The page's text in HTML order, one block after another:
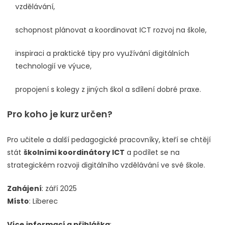
vzdělávání,
schopnost plánovat a koordinovat ICT rozvoj na škole,
inspiraci a praktické tipy pro využívání digitálních
technologií ve výuce,
propojení s kolegy z jiných škol a sdílení dobré praxe.
Pro koho je kurz určen?
Pro učitele a další pedagogické pracovníky, kteří se chtějí
stát školními koordinátory ICT a podílet se na
strategickém rozvoji digitálního vzdělávání ve své škole.
Zahájení: září 2025
Místo: Liberec